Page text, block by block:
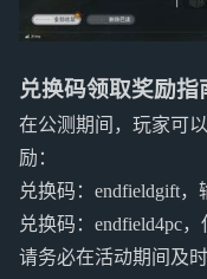
兑换码领取奖励指
在公测期间，玩家可
励：
兑换码：endfieldgift，
兑换码：endfield4pc
请务必在活动期间及